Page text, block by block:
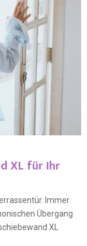
XL für Ihr
Immer
Übergang
XL